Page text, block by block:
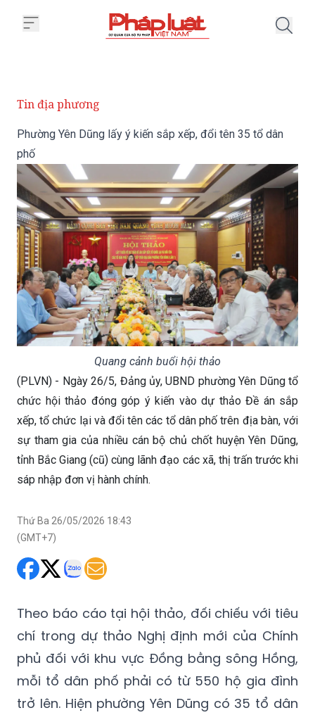
Tin địa phương
Phường Yên Dũng lấy ý kiến sắp xếp, đổi tên 35 tổ dân
phố
Quang cảnh buổi hội thảo
(PLVN) - Ngày 26/5, Đảng ủy, UBND phường Yên Dũng tổ
chức hội thảo đóng góp ý kiến vào dự thảo Đề án sắp
xếp, tổ chức lại và đổi tên các tổ dân phố trên địa bàn, với
sự tham gia của nhiều cán bộ chủ chốt huyện Yên Dũng,
sáp nhập đơn vị hành chính.
Thứ Ba 26/05/2026 18:43
Theo báo cáo tại hội thảo, đối chiếu với tiêu
chí trong dự thảo Nghị định mới của Chính
phủ đối với khu vực Đồng bằng sông Hồng,